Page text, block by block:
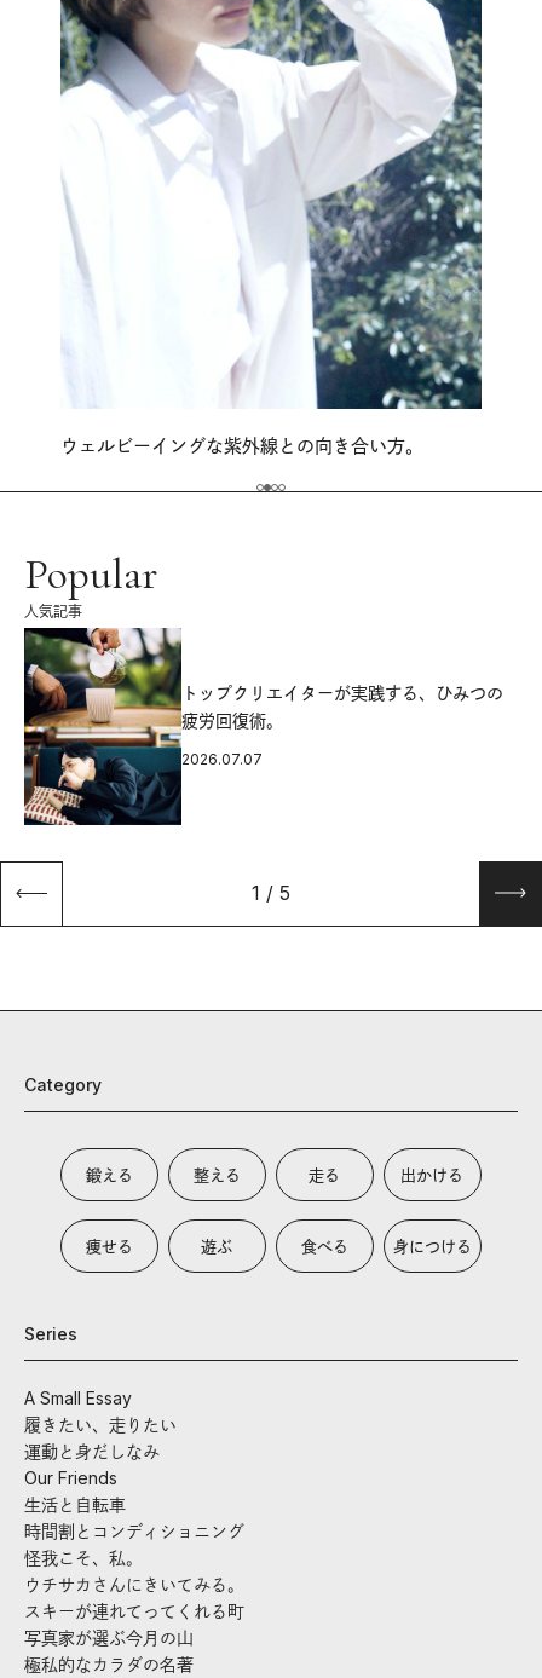
ウェルビーイングな紫外線との向き合い方。
Popular
人気記事
トップクリエイターが実践する、ひみつの
疲労回復術。
2026.07.07
1 / 5
Category
鍛える 整える 走る 出かける
痩せる 遊ぶ 食べる 身につける
Series
A Small Essay
履きたい、走りたい
運動と身だしなみ
Our Friends
生活と自転車
時間割とコンディショニング
怪我こそ、私。
ウチサカさんにきいてみる。
スキーが連れてってくれる町
写真家が選ぶ今月の山
極私的なカラダの名著